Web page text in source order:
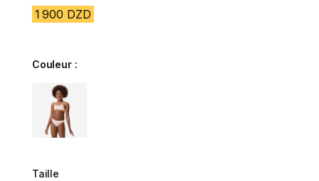
1 900 DZD
Couleur :
Choose a variant
Taille